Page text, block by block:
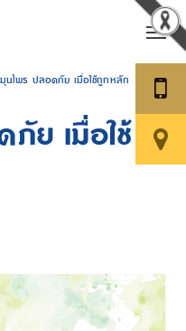
นไพร ปลอดภัย เมื่อใช้ถูกหลัก
ย เมื่อใช้